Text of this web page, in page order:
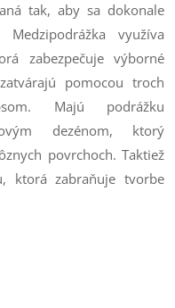
tak, aby sa dokonale
využíva
zabezpečuje výborné
pomocou troch
Majú podrážku
dezénom, ktorý
povrchoch. Taktiež
ktorá zabraňuje tvorbe